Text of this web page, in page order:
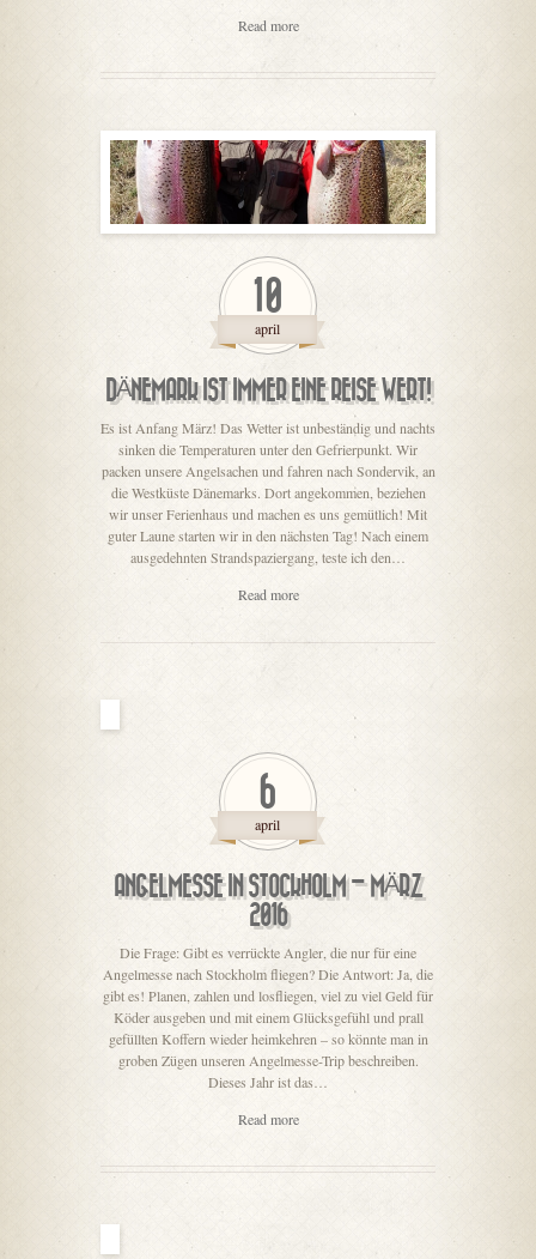
Read more
10
april
DÄNEMARK IST IMMER EINE REISE WERT!
Es ist Anfang März! Das Wetter ist unbeständig und nachts
sinken die Temperaturen unter den Gefrierpunkt. Wir
packen unsere Angelsachen und fahren nach Sondervik, an
die Westküste Dänemarks. Dort angekommen, beziehen
wir unser Ferienhaus und machen es uns gemütlich! Mit
guter Laune starten wir in den nächsten Tag! Nach einem
ausgedehnten Strandspaziergang, teste ich den…
Read more
6
april
ANGELMESSE IN STOCKHOLM – MÄRZ
2016
Die Frage: Gibt es verrückte Angler, die nur für eine
Angelmesse nach Stockholm fliegen? Die Antwort: Ja, die
gibt es! Planen, zahlen und losfliegen, viel zu viel Geld für
Köder ausgeben und mit einem Glücksgefühl und prall
gefüllten Koffern wieder heimkehren – so könnte man in
groben Zügen unseren Angelmesse-Trip beschreiben.
Dieses Jahr ist das…
Read more